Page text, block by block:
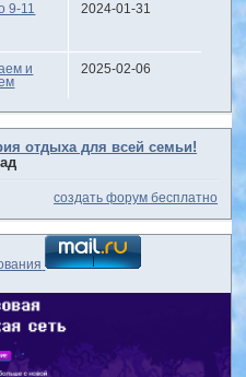
9-11
2024-01-31
и
2025-02-06
отдыха для всей семьи!
создать форум бесплатно